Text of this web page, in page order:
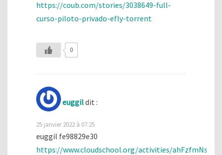
https://coub.com/stories/3038649-full-
curso-piloto-privado-efly-torrent
0
euggildit :
25 janvier 2022 à 07:25
euggil fe98829e30
https://www.cloudschool.org/activities/